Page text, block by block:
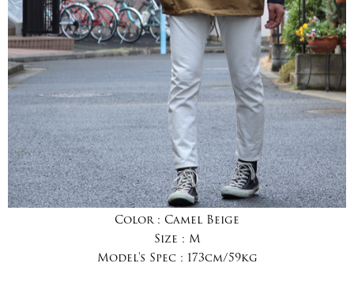
Color : Camel Beige
Size : M
Model's Spec : 173cm/59kg